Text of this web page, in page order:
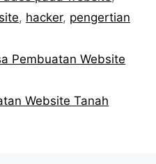
, hacker, pengertian
Pembuatan Website
Website Tanah